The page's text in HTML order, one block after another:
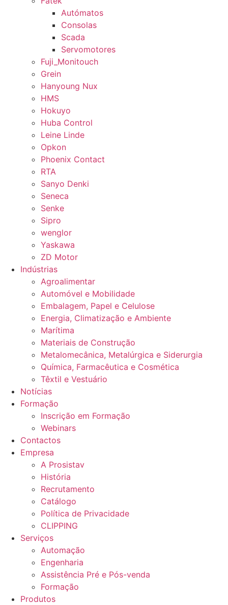
Autómatos
Consolas
Scada
Servomotores
Fuji_Monitouch
Grein
Hanyoung Nux
HMS
Hokuyo
Huba Control
Leine Linde
Opkon
Phoenix Contact
RTA
Sanyo Denki
Seneca
Senke
Sipro
wenglor
Yaskawa
ZD Motor
Indústrias
Agroalimentar
Automóvel e Mobilidade
Embalagem, Papel e Celulose
Energia, Climatização e Ambiente
Marítima
Materiais de Construção
Metalomecânica, Metalúrgica e Siderurgia
Química, Farmacêutica e Cosmética
Têxtil e Vestuário
Notícias
Formação
Inscrição em Formação
Webinars
Contactos
Empresa
A Prosistav
História
Recrutamento
Catálogo
Política de Privacidade
CLIPPING
Serviços
Automação
Engenharia
Assistência Pré e Pós-venda
Formação
Produtos